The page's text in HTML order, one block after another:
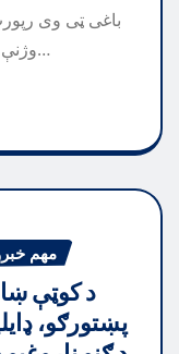
باغی ټی وی
وژنې مقدمه د ګرین پولیس سټیشن کې درج…
مهم
د کوټې
پښتورګو،